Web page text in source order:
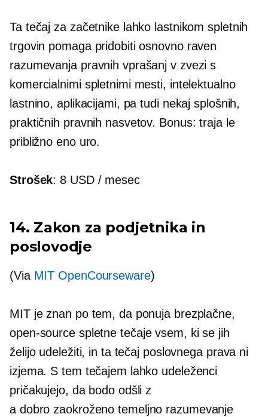
Ta tečaj za začetnike lahko lastnikom spletnih
trgovin pomaga pridobiti osnovno raven
razumevanja pravnih vprašanj v zvezi s
komercialnimi spletnimi mesti, intelektualno
lastnino, aplikacijami, pa tudi nekaj splošnih,
praktičnih pravnih nasvetov. Bonus: traja le
približno eno uro.
Strošek: 8 USD / mesec
14. Zakon za podjetnika in
poslovodje
(Via MIT OpenCourseware)
MIT je znan po tem, da ponuja brezplačne,
open-sourcespletne tečaje vsem, ki se jih
želijo udeležiti, in ta tečaj poslovnega prava ni
izjema. S tem tečajem lahko udeleženci
pričakujejo, da bodo odšli z
a dobro zaokroženo temeljno razumevanje